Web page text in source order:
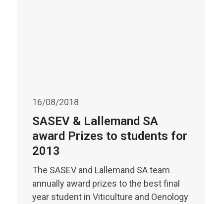
16/08/2018
SASEV & Lallemand SA
award Prizes to students for
2013
The SASEV and Lallemand SA team
annually award prizes to the best final
year student in Viticulture and Oenology